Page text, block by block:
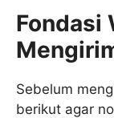
Fondasi
Sebelum
berikut agar